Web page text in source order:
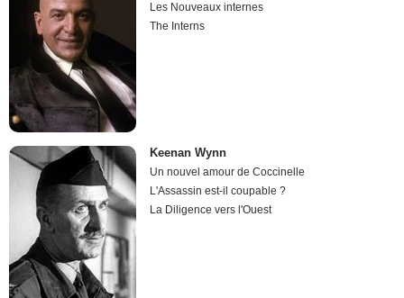
Les Nouveaux internes
The Interns
Keenan Wynn
Un nouvel amour de Coccinelle
L'Assassin est-il coupable ?
La Diligence vers l'Ouest